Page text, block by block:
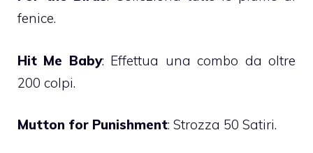
fenice.
Hit Me Baby: Effettua una combo da oltre
200 colpi.
Mutton for Punishment: Strozza 50 Satiri.